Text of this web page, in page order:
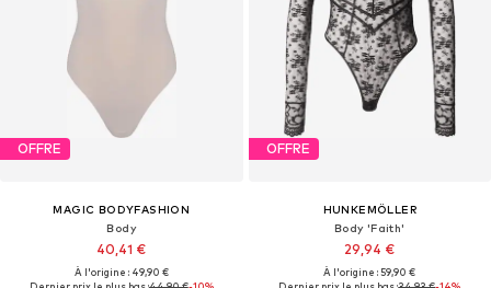
OFFRE
MAGIC BODYFASHION
Body
40,41 €
À l'origine : 49,90 €
OFFRE
HUNKEMÖLLER
Body 'Faith'
29,94 €
À l'origine : 59,90 €